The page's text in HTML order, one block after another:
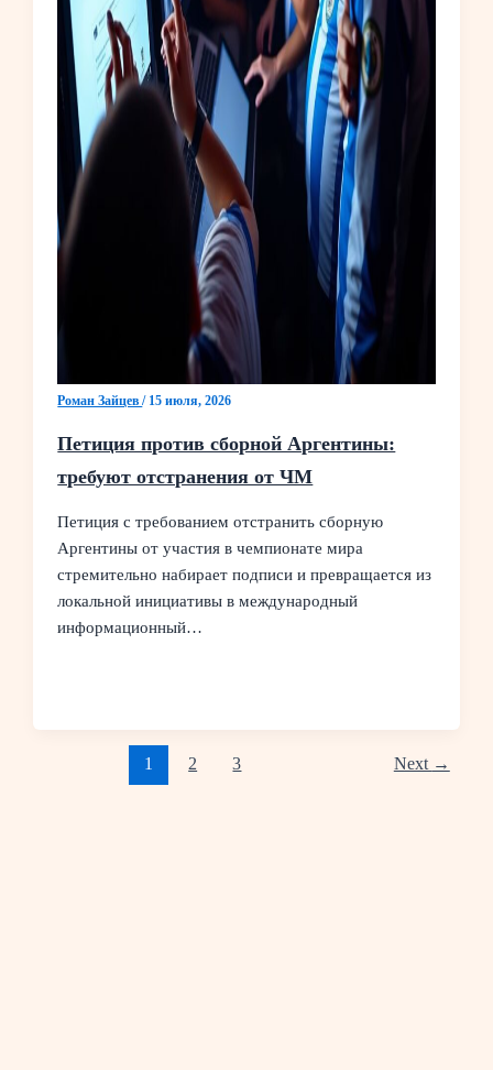
Роман Зайцев/ 15 июля, 2026
Петиция против сборной Аргентины:
требуют отстранения от ЧМ
Петиция с требованием отстранить сборную
Аргентины от участия в чемпионате мира
стремительно набирает подписи и превращается из
локальной инициативы в международный
информационный…
1 2 3 Next →